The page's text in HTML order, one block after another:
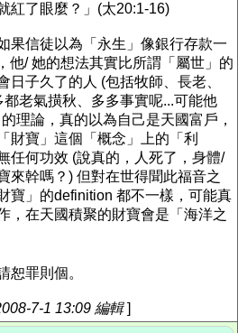
紅了眼麼？」(太20:1-16)
果信徒以為「永生」像銀行存款一
他/ 她的想法其實比所謂「屬世」的
日子久了的人 (包括牧師、長老、
老氣撗秋、多多事實呢...可能他
理論，真的以為自己是天國富戶，
財寶」這個「概念」上的「利
任何功效 (說真的，人死了，身體/
來幹嗎？) 但對在世得聞此福音之
寶」的definition 都不一樣，可能真
，在天國積聚的財寶會是「海洋之
恕罪則個。
7-1 13:09 編輯]